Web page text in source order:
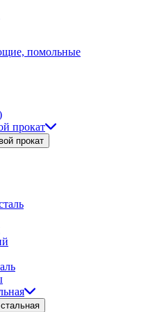
помольные
прокат
прокат